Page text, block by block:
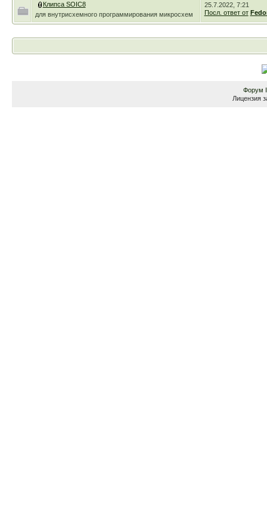
Клипса SOIC8
для внутрисхемного программирования микросхем
25.7.2022, 7:21
Посл. ответ от
Форум
Лицензия